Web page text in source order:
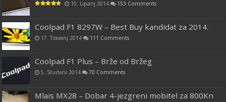
10. Lipanj 2014 153 Comments
Coolpad F1 8297W – Best Buy kandidat za 2014.
17. Travanj 2014 111 Comments
Coolpad F1 Plus – Brže od Bržeg
5. Studeni 2014 70 Comments
Mlais MX28 – Dobar 4-jezgreni mobitel za 800Kn